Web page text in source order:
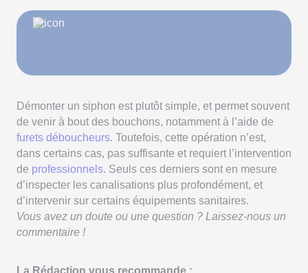
Démonter un siphon est plutôt simple, et permet souvent
de venir à bout des bouchons, notamment à l’aide de
furets déboucheurs. Toutefois, cette opération n’est,
dans certains cas, pas suffisante et requiert l’intervention
de professionnels. Seuls ces derniers sont en mesure
d’inspecter les canalisations plus profondément, et
d’intervenir sur certains équipements sanitaires.
Vous avez un doute ou une question ? Laissez-nous un
commentaire !
La Rédaction vous recommande :